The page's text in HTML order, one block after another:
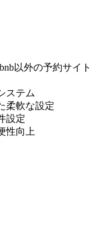
以外の予約サイト
ステム
柔軟な設定
設定
性向上